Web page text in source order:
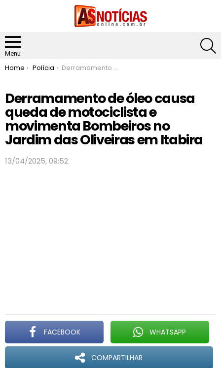
Menu
You are here:
Home Polícia Derramamento de óleo causa queda de motociclista e movimenta Bombeiros no Jardim das Oliveiras em Itabira
Derramamento de óleo causa
queda de motociclista e
movimenta Bombeiros no
Jardim das Oliveiras em Itabira
13/04/2025, 09:52
FACEBOOK WHATSAPP
COMPARTILHAR